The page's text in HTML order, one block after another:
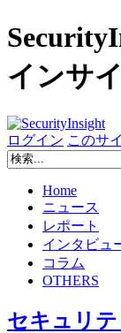
インサ
ログイン このサ
Home
ニュース
レポート
インタビュ
コラム
OTHERS
セキュリ